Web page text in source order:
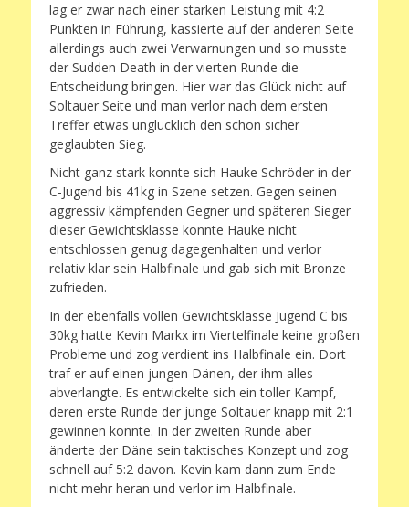
lag er zwar nach einer starken Leistung mit 4:2
Punkten in Führung, kassierte auf der anderen Seite
allerdings auch zwei Verwarnungen und so musste
der Sudden Death in der vierten Runde die
Entscheidung bringen. Hier war das Glück nicht auf
Soltauer Seite und man verlor nach dem ersten
Treffer etwas unglücklich den schon sicher
geglaubten Sieg.
Nicht ganz stark konnte sich Hauke Schröder in der
C-Jugend bis 41kg in Szene setzen. Gegen seinen
aggressiv kämpfenden Gegner und späteren Sieger
dieser Gewichtsklasse konnte Hauke nicht
entschlossen genug dagegenhalten und verlor
relativ klar sein Halbfinale und gab sich mit Bronze
zufrieden.
In der ebenfalls vollen Gewichtsklasse Jugend C bis
30kg hatte Kevin Markx im Viertelfinale keine großen
Probleme und zog verdient ins Halbfinale ein. Dort
traf er auf einen jungen Dänen, der ihm alles
abverlangte. Es entwickelte sich ein toller Kampf,
deren erste Runde der junge Soltauer knapp mit 2:1
gewinnen konnte. In der zweiten Runde aber
änderte der Däne sein taktisches Konzept und zog
schnell auf 5:2 davon. Kevin kam dann zum Ende
nicht mehr heran und verlor im Halbfinale.